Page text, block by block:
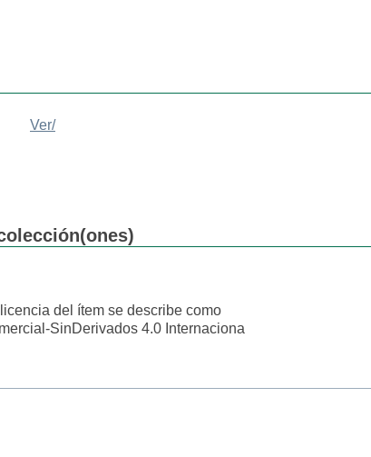
Ver/
del ítem se describe como
SinDerivados 4.0 Internaciona